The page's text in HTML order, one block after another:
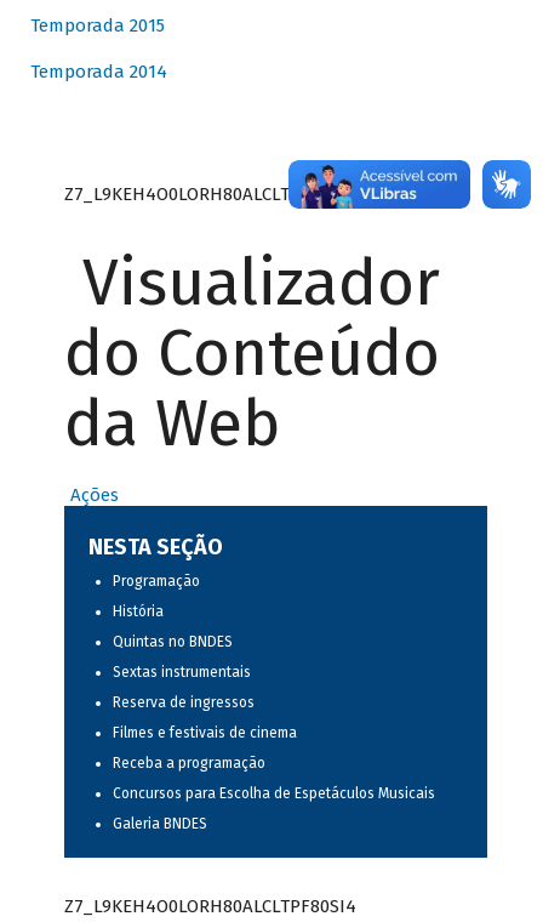
Temporada 2015
Temporada 2014
Z7_L9KEH4O0LORH80ALCLTPF80S27
Visualizador
do Conteúdo
da Web
Ações
NESTA SEÇÃO
Programação
História
Quintas no BNDES
Sextas instrumentais
Reserva de ingressos
Filmes e festivais de cinema
Receba a programação
Concursos para Escolha de Espetáculos Musicais
Galeria BNDES
Z7_L9KEH4O0LORH80ALCLTPF80SI4